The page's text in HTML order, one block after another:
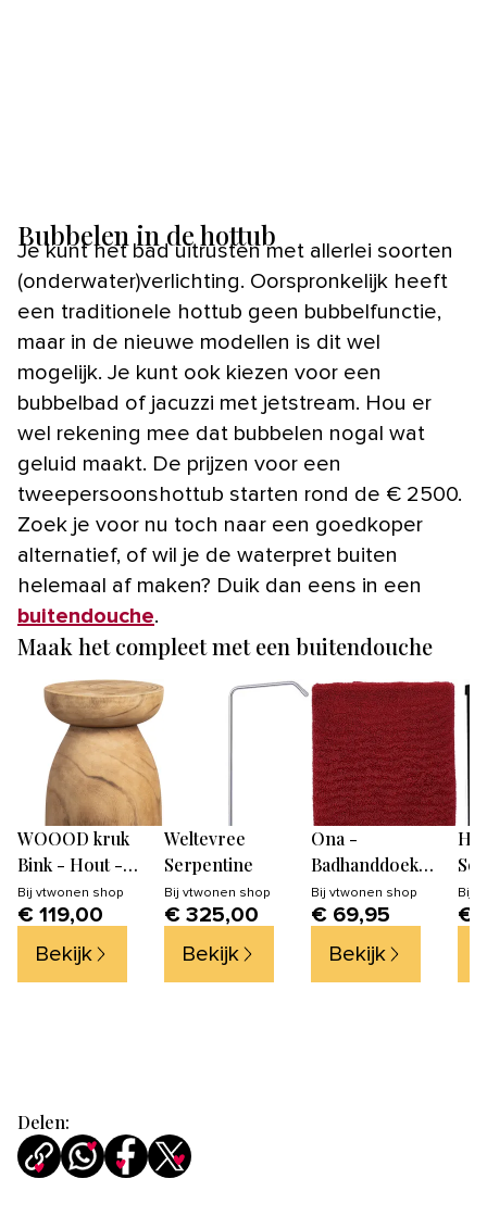
Bubbelen in de hottub
Je kunt het bad uitrusten met allerlei soorten
(onderwater)verlichting. Oorspronkelijk heeft
een traditionele hottub geen bubbelfunctie,
maar in de nieuwe modellen is dit wel
mogelijk. Je kunt ook kiezen voor een
bubbelbad of jacuzzi met jetstream. Hou er
wel rekening mee dat bubbelen nogal wat
geluid maakt. De prijzen voor een
tweepersoonshottub starten rond de € 2500.
Zoek je voor nu toch naar een goedkoper
alternatief, of wil je de waterpret buiten
helemaal af maken? Duik dan eens in een
buitendouche.
Maak het compleet met een buitendouche
WOOOD kruk
Bink - Hout -
Naturel -
40x28x28
Bij vtwonen shop
€ 119,00
Bekijk
Weltevree
Serpentine
Bij vtwonen shop
€ 325,00
Bekijk
Ona -
Badhanddoek
70x140cm blush
pink Pixie - Set
van 2
Bij vtwonen shop
€ 69,95
Bekijk
Bij
€
Delen: